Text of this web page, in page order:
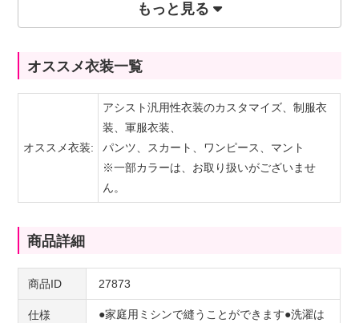
65円(税込)/10cm
もっと見る
オススメ衣装一覧
オススメ衣装:
アシスト汎用性衣装のカスタマイズ、制服衣
装、軍服衣装、
パンツ、スカート、ワンピース、マント
※一部カラーは、お取り扱いがございませ
ん。
商品詳細
商品ID 27873
仕様
●家庭用ミシンで縫うことができます●洗濯は